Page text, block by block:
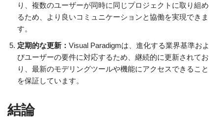
り、複数のユーザーが同時に同じプロジェクトに取り組め
るため、より良いコミュニケーションと協働を実現できま
す。
定期的な更新： Visual Paradigmは、進化する業界基準およ
びユーザーの要件に対応するため、継続的に更新されてお
り、最新のモデリングツールや機能にアクセスできること
を保証しています。
結論